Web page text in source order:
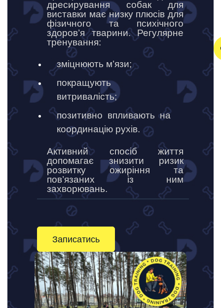
дресирування собак для
виставки має низку плюсів для
фізичного та психічного
здоров’я тварини. Регулярне
тренування:
зміцнюють м’язи;
покращують
витривалість;
позитивно впливають на
координацію рухів.
Активний спосіб життя
допомагає знизити ризик
розвитку ожиріння та
пов’язаних із ним
захворювань.
Записатись